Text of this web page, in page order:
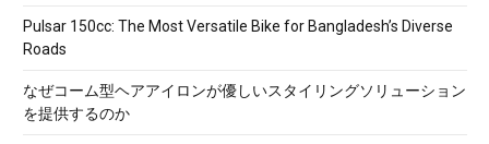
Pulsar 150cc: The Most Versatile Bike for Bangladesh’s Diverse
Roads
なぜコーム型ヘアアイロンが優しいスタイリングソリューション
を提供するのか